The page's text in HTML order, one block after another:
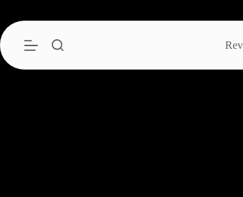
περιεχόμενο